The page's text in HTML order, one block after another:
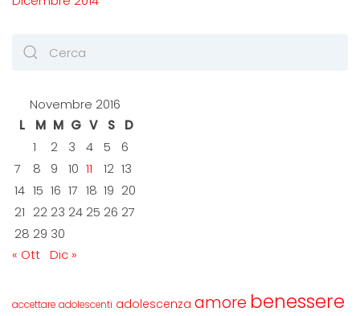
Novembre 2016
L
M M G V S
D
1
2 3 4 5
6
7
8 9 10 11 12 13
14 15 16 17 18 19 20
21 22 23 24 25 26 27
28 29 30
« Ott Dic »
accettare adolescenti adolescenza amore benessere